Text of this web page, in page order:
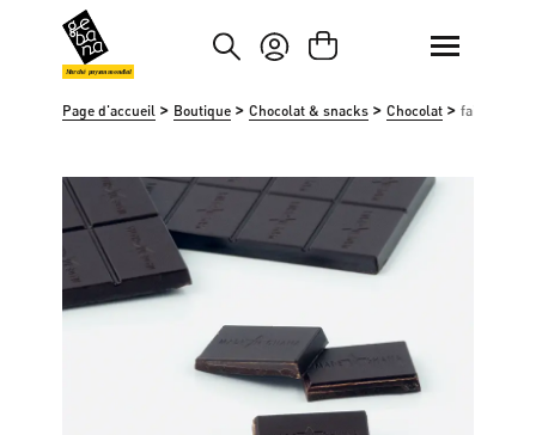
au contenu principal
Passer à la recherche
Marché paysan mondial
Page d'accueil > Boutique > Chocolat & snacks > Chocolat > fairafric
Ignorer la galerie d'images